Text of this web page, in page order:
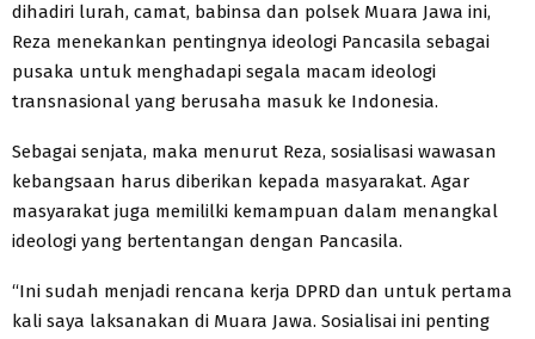
dihadiri lurah, camat, babinsa dan polsek Muara Jawa ini,
Reza menekankan pentingnya ideologi Pancasila sebagai
pusaka untuk menghadapi segala macam ideologi
transnasional yang berusaha masuk ke Indonesia.
Sebagai senjata, maka menurut Reza, sosialisasi wawasan
kebangsaan harus diberikan kepada masyarakat. Agar
masyarakat juga memililki kemampuan dalam menangkal
ideologi yang bertentangan dengan Pancasila.
“Ini sudah menjadi rencana kerja DPRD dan untuk pertama
kali saya laksanakan di Muara Jawa. Sosialisai ini penting